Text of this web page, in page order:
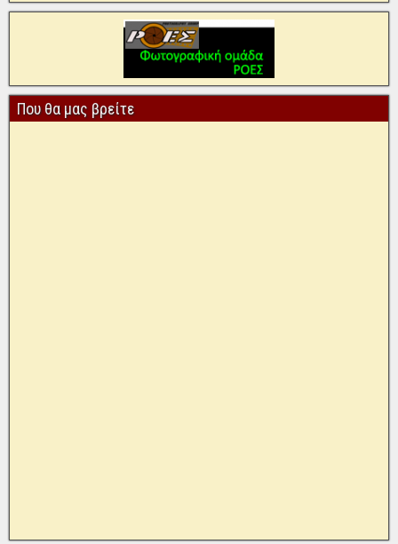
Που θα μας βρείτε